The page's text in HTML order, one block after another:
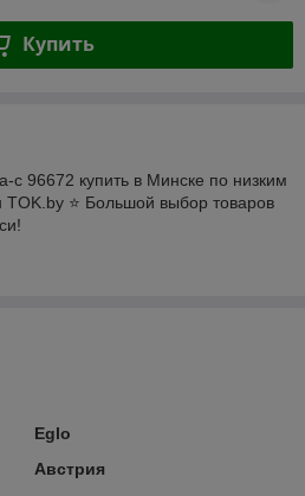
Купить
c 96672 купить в Минске по низким
TOK.by ⭐️ Большой выбор товаров
Eglo
Австрия